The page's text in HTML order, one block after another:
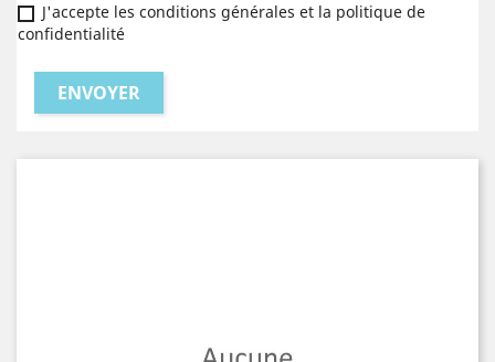
J'accepte les conditions générales et la politique de
confidentialité